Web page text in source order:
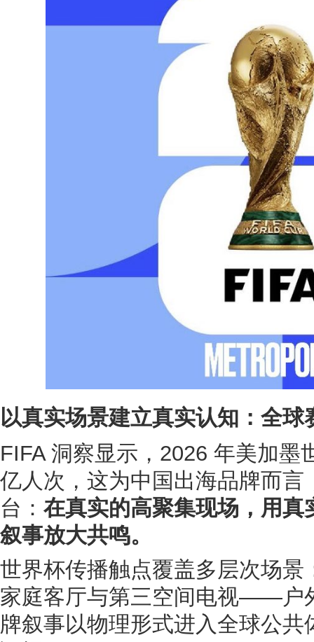
以真实场景建立真实认知：全
FIFA 洞察显示，2026 年美加墨
亿人次，这为中国出海品牌而
台： 在真实的高聚集现场，用
叙事放大共鸣。
世界杯传播触点覆盖多层次场
家庭客厅与第三空间电视——户
牌叙事以物理形式进入全球公共